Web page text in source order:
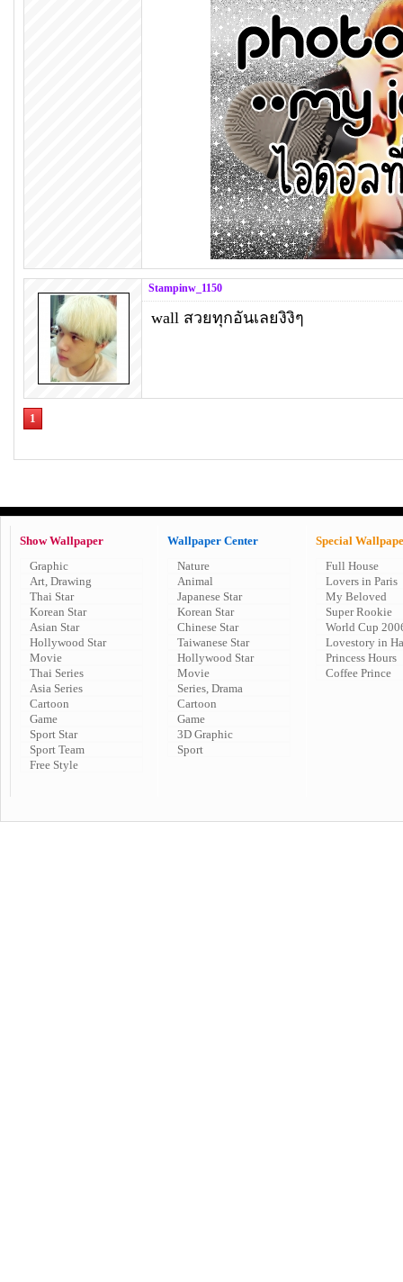
Stampinw_1150
wall สวยทุกอันเลยงิงิๆ
1
Show Wallpaper
Graphic
Art, Drawing
Thai Star
Korean Star
Asian Star
Hollywood Star
Movie
Thai Series
Asia Series
Cartoon
Game
Sport Star
Sport Team
Free Style
Wallpaper Center
Nature
Animal
Japanese Star
Korean Star
Chinese Star
Taiwanese Star
Hollywood Star
Movie
Series, Drama
Cartoon
Game
3D Graphic
Sport
Special
Full House
Lovers in Paris
My Beloved
Super Rookie
World Cup
Lovestory in
Princess Hours
Coffee Prince